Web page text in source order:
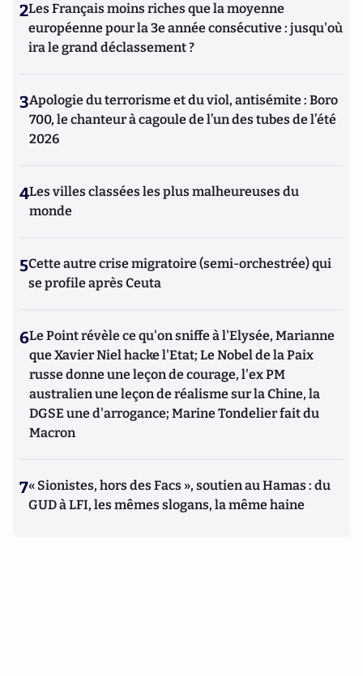
2Les Français moins riches que la moyenne
européenne pour la 3e année consécutive : jusqu'où
ira le grand déclassement ?
3Apologie du terrorisme et du viol, antisémite : Boro
700, le chanteur à cagoule de l’un des tubes de l’été
2026
4Les villes classées les plus malheureuses du
monde
5Cette autre crise migratoire (semi-orchestrée) qui
se profile après Ceuta
6Le Point révèle ce qu'on sniffe à l'Elysée, Marianne
que Xavier Niel hacke l'Etat; Le Nobel de la Paix
russe donne une leçon de courage, l'ex PM
australien une leçon de réalisme sur la Chine, la
DGSE une d'arrogance; Marine Tondelier fait du
Macron
7« Sionistes, hors des Facs », soutien au Hamas : du
GUD à LFI, les mêmes slogans, la même haine